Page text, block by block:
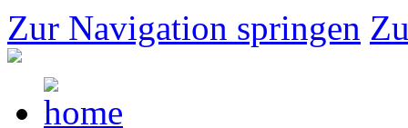
Zur Navigation springen